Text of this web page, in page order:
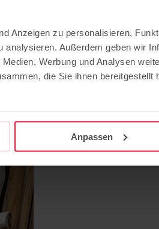
Anzeigen zu personalisieren,
analysieren. Außerdem geben wir
Werbung und Analysen
die Sie ihnen
Anpassen
vor Ort